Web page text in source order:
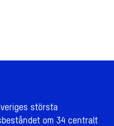
största
om 34 centralt